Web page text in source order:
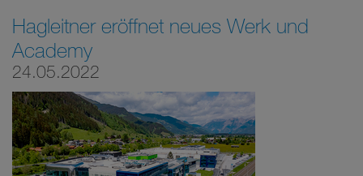
Hagleitner eröffnet neues Werk und
Academy
24.05.2022